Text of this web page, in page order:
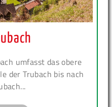
umfasst das obere
der Trubach bis nach